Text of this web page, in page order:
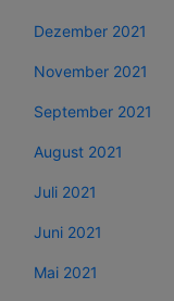
Dezember 2021
November 2021
September 2021
August 2021
Juli 2021
Juni 2021
Mai 2021